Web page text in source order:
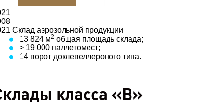
Склад аэрозольной продукции
13 824 м2 общая площадь склада;
> 19 000 паллетомест;
14 ворот доклевеллероного типа.
класса «В»